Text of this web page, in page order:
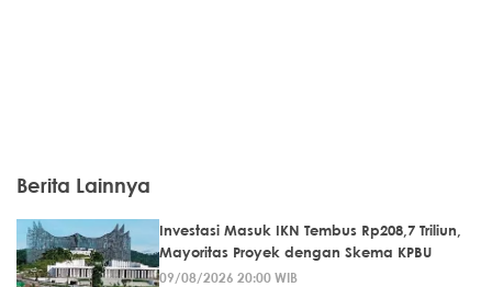
Berita Lainnya
Investasi Masuk IKN Tembus Rp208,7 Triliun,
Mayoritas Proyek dengan Skema KPBU
09/08/2026 20:00 WIB